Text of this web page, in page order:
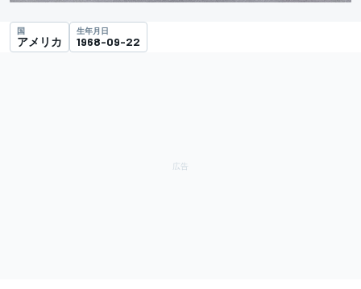
国
アメリカ
生年月日
1968-09-22